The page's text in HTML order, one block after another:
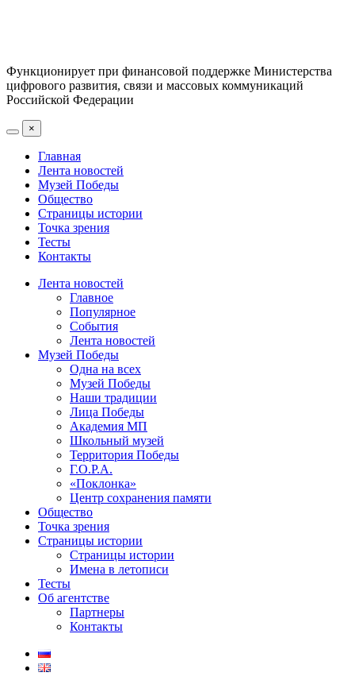
Функционирует при финансовой поддержке Министерства
цифрового развития, связи и массовых коммуникаций
Российской Федерации
×
Главная
Лента новостей
Музей Победы
Общество
Страницы истории
Точка зрения
Тесты
Контакты
Лента новостей
Главное
Популярное
События
Лента новостей
Музей Победы
Одна на всех
Музей Победы
Наши традиции
Лица Победы
Академия МП
Школьный музей
Территория Победы
Г.О.Р.А.
«Поклонка»
Центр сохранения памяти
Общество
Точка зрения
Страницы истории
Страницы истории
Имена в летописи
Тесты
Об агентстве
Партнеры
Контакты